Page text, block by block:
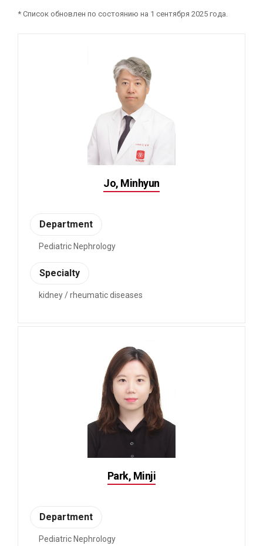
* Список обновлен по состоянию на 1 сентября 2025 года.
Jo, Minhyun
Department
Pediatric Nephrology
Specialty
kidney / rheumatic diseases
Park, Minji
Department
Pediatric Nephrology